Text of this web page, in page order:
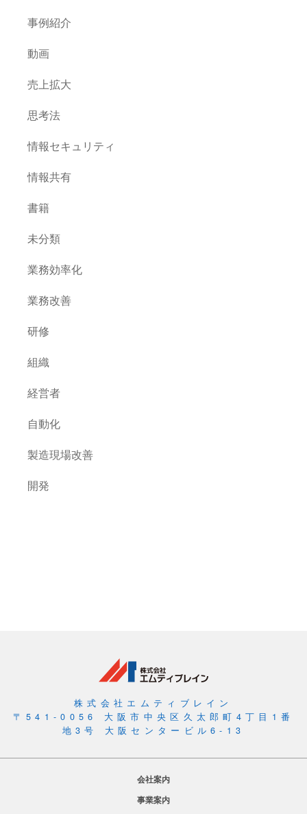
事例紹介
動画
売上拡大
思考法
情報セキュリティ
情報共有
書籍
未分類
業務効率化
業務改善
研修
組織
経営者
自動化
製造現場改善
開発
株式会社エムティブレイン
〒541-0056 大阪市中央区久太郎町4丁目1番
地3号 大阪センタービル6-13
会社案内
事業案内